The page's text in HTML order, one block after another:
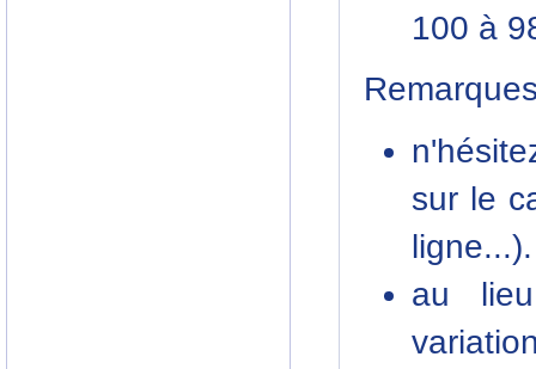
100 à
sur le
ligne...).
au